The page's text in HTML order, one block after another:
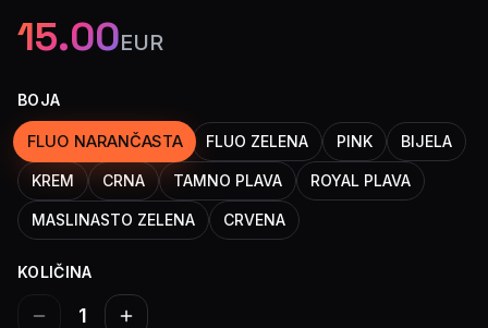
15.00EUR
BOJA
FLUO NARANČASTA FLUO ZELENA PINK BIJELA
KREM CRNA TAMNO PLAVA ROYAL PLAVA
MASLINASTO ZELENA CRVENA
KOLIČINA
1